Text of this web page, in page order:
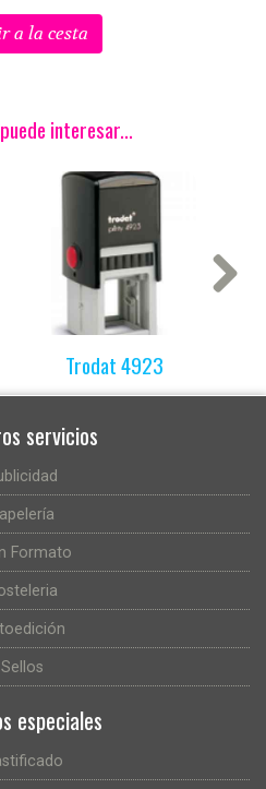
a la cesta
interesar...
Trodat 4923
servicios
Formato
Sellos
especiales